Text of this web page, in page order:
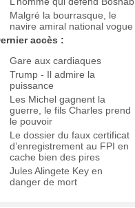
Malgré la bourrasque, le
navire amiral national vogue
accès :
Gare aux cardiaques
Trump - Il admire la
puissance
Les Michel gagnent la
guerre, le fils Charles prend
le pouvoir
Le dossier du faux certificat
d’enregistrement au FPI en
cache bien des pires
Jules Alingete Key en
danger de mort